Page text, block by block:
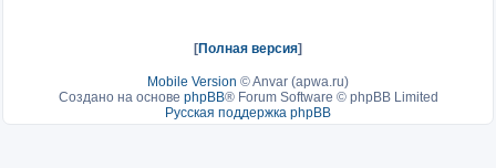
[Полная версия]
Mobile Version ©Anvar (apwa.ru)
Создано на основе phpBB® Forum Software © phpBB Limited
Русская поддержка phpBB